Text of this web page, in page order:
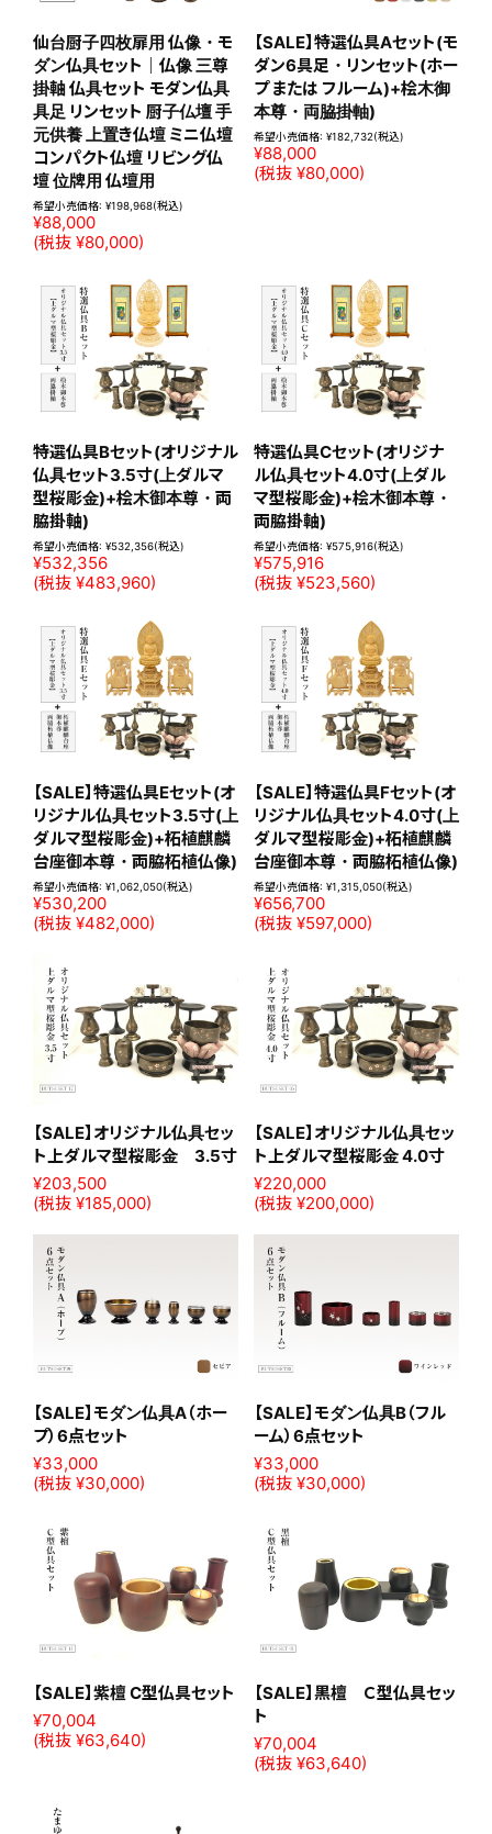
仙台厨子四枚扉用 仏像・モ
ダン仏具セット｜仏像 三尊
掛軸 仏具セット モダン仏具
具足 リンセット 厨子仏壇 手
元供養 上置き仏壇 ミニ仏壇
コンパクト仏壇 リビング仏
壇 位牌用 仏壇用
希望小売価格: ¥198,968(税込)
¥88,000
(税抜 ¥80,000)
【SALE】特選仏具Aセット(モ
ダン6具足・リンセット(ホー
プ または フルーム)+桧木御
本尊・両脇掛軸)
希望小売価格: ¥182,732(税込)
¥88,000
(税抜 ¥80,000)
特選仏具Bセット(オリジナル
仏具セット3.5寸(上ダルマ
型桜彫金)+桧木御本尊・両
脇掛軸)
希望小売価格: ¥532,356(税込)
¥532,356
(税抜 ¥483,960)
特選仏具Cセット(オリジナ
ル仏具セット4.0寸(上ダル
マ型桜彫金)+桧木御本尊・
両脇掛軸)
希望小売価格: ¥575,916(税込)
¥575,916
(税抜 ¥523,560)
【SALE】特選仏具Eセット(オ
リジナル仏具セット3.5寸(上
ダルマ型桜彫金)+柘植麒麟
台座御本尊・両脇柘植仏像)
希望小売価格: ¥1,062,050(税込)
¥530,200
(税抜 ¥482,000)
【SALE】特選仏具Fセット(オ
リジナル仏具セット4.0寸(上
ダルマ型桜彫金)+柘植麒麟
台座御本尊・両脇柘植仏像)
希望小売価格: ¥1,315,050(税込)
¥656,700
(税抜 ¥597,000)
【SALE】オリジナル仏具セッ
ト上ダルマ型桜彫金 3.5寸
¥203,500
(税抜 ¥185,000)
【SALE】オリジナル仏具セッ
ト上ダルマ型桜彫金 4.0寸
¥220,000
(税抜 ¥200,000)
【SALE】モダン仏具A（ホー
プ）6点セット
¥33,000
(税抜 ¥30,000)
【SALE】モダン仏具B（フル
ーム）6点セット
¥33,000
(税抜 ¥30,000)
【SALE】紫檀 C型仏具セット
¥70,004
(税抜 ¥63,640)
【SALE】黒檀 Ｃ型仏具セッ
ト
¥70,004
(税抜 ¥63,640)